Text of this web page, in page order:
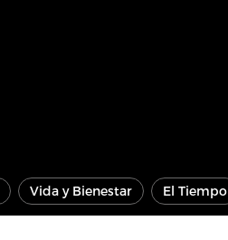
Vida y Bienestar El Tiempo